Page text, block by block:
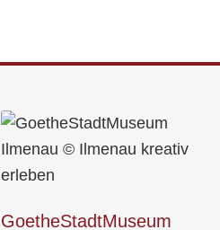
GoetheStadtMuseum